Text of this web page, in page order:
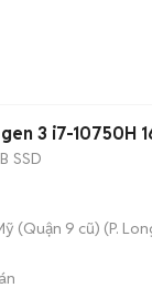
3 i7-10750H
SSD
(Quận 9 cũ) (P.